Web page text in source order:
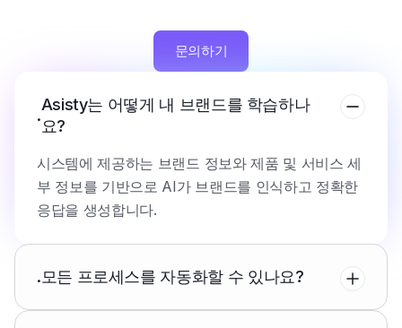
문의하기
.
Asisty는 어떻게 내 브랜드를 학습하나
요?
시스템에 제공하는 브랜드 정보와 제품 및 서비스 세
부 정보를 기반으로 AI가 브랜드를 인식하고 정확한
응답을 생성합니다.
.모든 프로세스를 자동화할 수 있나요?